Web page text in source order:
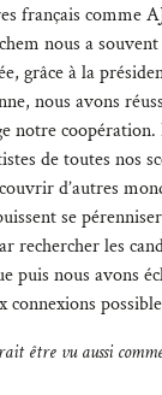
français comme
nous a
grâce à la
nous avons
notre coopération.
de toutes nos
d’autres
se
rechercher les
puis nous avons
connexions
être vu aussi